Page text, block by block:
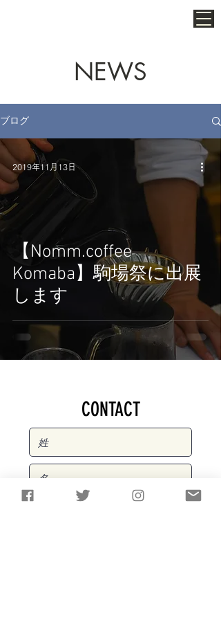
NEWS
ブログ
【Nomm.coffee
Komaba】駒場祭に出展
します
2019年11月13日
CONTACT